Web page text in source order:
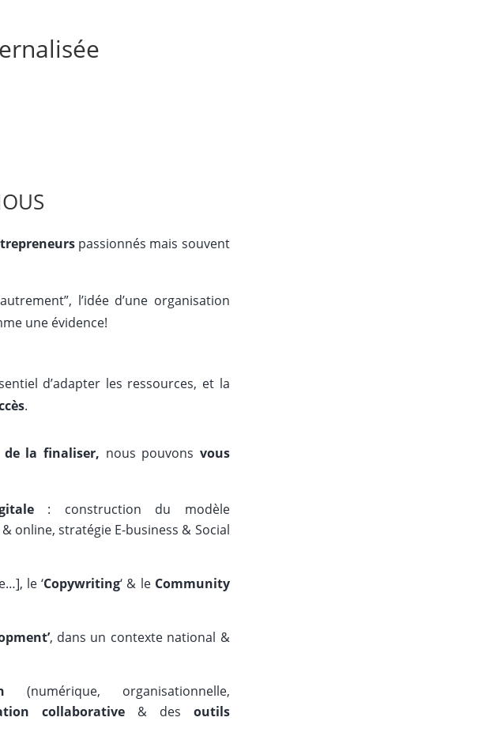
passionnés mais souvent
l’idée d’une organisation
une évidence!
d’adapter les ressources, et la
.
de la finaliser, nous pouvons vous
: construction du modèle
online, stratégie E-business & Social
le ‘Copywriting‘ & le Community
, dans un contexte national &
(numérique, organisationnelle,
collaborative& des outils